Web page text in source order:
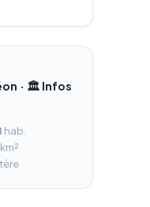
· 🏛️ Infos
hab.